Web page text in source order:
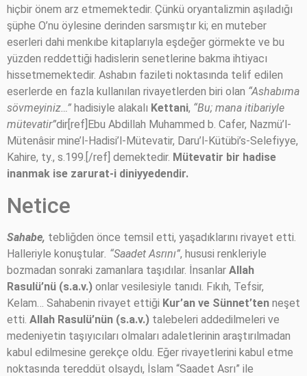
hiçbir önem arz etmemektedir. Çünkü oryantalizmin aşıladığı
şüphe O’nu öylesine derinden sarsmıştır ki; en muteber
eserleri dahi menkıbe kitaplarıyla eşdeğer görmekte ve bu
yüzden reddettiği hadislerin senetlerine bakma ihtiyacı
hissetmemektedir. Ashabın fazileti noktasında telif edilen
eserlerde en fazla kullanılan rivayetlerden biri olan “Ashabıma
sövmeyiniz…” hadisiyle alakalı Kettani, “Bu; mana itibariyle
mütevatir”dir[ref]Ebu Abdillah Muhammed b. Cafer, Nazmü’l-
Mütenâsir mine’l-Hadisi’l-Mütevatir, Daru’l-Kütübi’s-Selefiyye,
Kahire, ty., s.199.[/ref] demektedir. Mütevatir bir hadise
inanmak ise zarurat-i diniyyedendir.
Netice
Sahabe, tebliğden önce temsil etti, yaşadıklarını rivayet etti.
Halleriyle konuştular . “Saadet Asrını”, hususi renkleriyle
bozmadan sonraki zamanlara taşıdılar. İnsanlar Allah
Rasulü’nü (s.a.v.) onlar vesilesiyle tanıdı. Fıkıh, Tefsir,
Kelam… Sahabenin rivayet ettiği Kur’an ve Sünnet’ten neşet
etti. Allah Rasulü’nün (s.a.v.) talebeleri addedilmeleri ve
medeniyetin taşıyıcıları olmaları adaletlerinin araştırılmadan
kabul edilmesine gerekçe oldu. Eğer rivayetlerini kabul etme
noktasında tereddüt olsaydı, İslam “Saadet Asrı” ile